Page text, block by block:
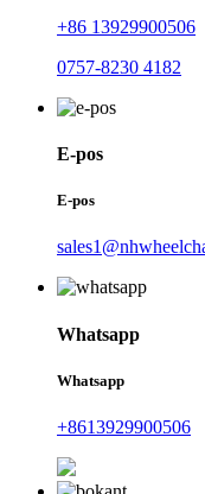
+86 13929900506
0757-8230 4182
E-pos
E-pos
Whatsapp
Whatsapp
+8613929900506